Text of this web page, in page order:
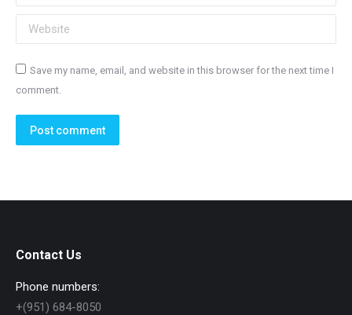
Website
Save my name, email, and website in this browser for the next time I
comment.
Post comment
Contact Us
Phone numbers:
+(951) 684-8050